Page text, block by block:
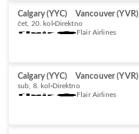
Calgary (YYC) Vancouver (YVR)
čet, 20. kol Direktno
Flair Airlines
Calgary (YYC) Vancouver (YVR)
sub, 8. kol Direktno
Flair Airlines